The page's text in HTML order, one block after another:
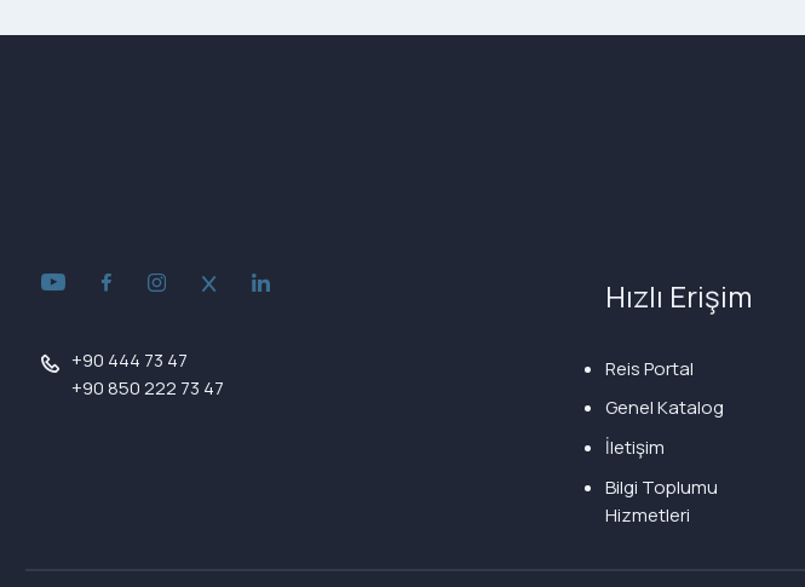
+90 444 73 47
+90 850 222 73 47
Hızlı Erişim
Reis Portal
Genel Katalog
İletişim
Bilgi Toplumu
Hizmetleri